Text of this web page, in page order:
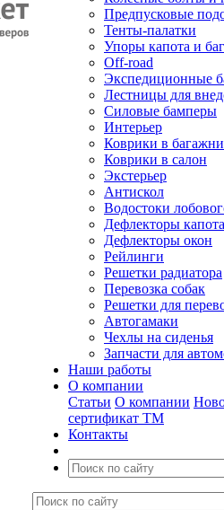
Предпусковые
Тенты-палатки
Упоры капота и
Off-road
Экспедиционные
Лестницы для
Силовые бамперы
Интерьер
Коврики в
Коврики в салон
Экстерьер
Антискол
Водостоки
Дефлекторы капота
Дефлекторы окон
Рейлинги
Решетки радиатора
Перевозка собак
Решетки для
Автогамаки
Чехлы на сиденья
Запчасти для
Наши работы
О компании
Статьи О компании
сертификат ТМ
Контакты